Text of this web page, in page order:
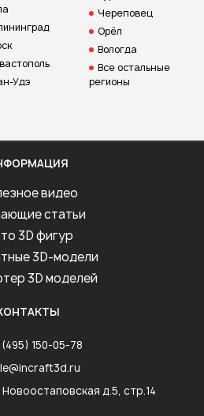
Удэ
Череповец
Орёл
Вологда
Все остальные
регионы
видео
статьи
3D фигур
3D-модели
3D моделей
150-05-78
д.5, стр.14